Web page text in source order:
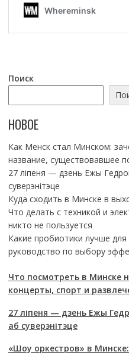
Поиск
НОВОЕ
Как Менск стал Минском:
название, существовавшее
27 ліпеня — дзень Ежы
суверэнітэце
Куда сходить в Минске в
Что делать с техникой и
никто не пользуется
Какие пробиотики лучше
руководство по выбору
Что посмотреть в Минске
концерты, спорт и
27 ліпеня — дзень Ежы
аб суверэнітэце
«Шоу оркестров» в